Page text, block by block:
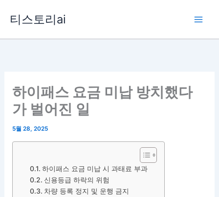
티스토리ai
하이패스 요금 미납 방치했다
가 벌어진 일
5월 28, 2025
하이패스 요금 미납 시 과태료 부과
신용등급 하락의 위험
차량 등록 정지 및 운행 금지